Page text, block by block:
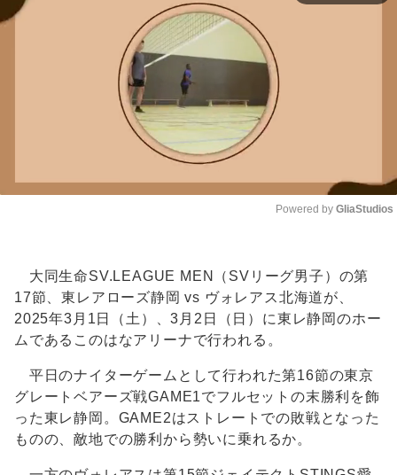
Powered by GliaStudios
大同生命SV.LEAGUE MEN（SVリーグ男子）の第
17節、東レアローズ静岡 vs ヴォレアス北海道が、
2025年3月1日（土）、3月2日（日）に東レ静岡のホー
ムであるこのはなアリーナで行われる。
平日のナイターゲームとして行われた第16節の東京
グレートベアーズ戦GAME1でフルセットの末勝利を飾
った東レ静岡。GAME2はストレートでの敗戦となった
ものの、敵地での勝利から勢いに乗れるか。